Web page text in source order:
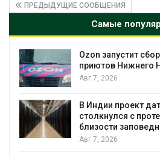
ПРЕДЫДУЩИЕ СООБЩЕНИЯ
Самые
Ozon запустит
приютов Нижнего
Авг 7, 2026
В Индии проект
столкнулся с
близости
Авг 7, 2026